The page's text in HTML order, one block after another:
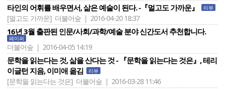
타인의 어휘를 배우면서, 삶은 예술이 된다. -『멀고도 가까운』 리뷰
[멀고도 가까운] 더불어숲 | 2016-04-20 18:37
16년 3월 출판된 인문/사회/과학/예술 분야 신간도서 추천합니다.
페이퍼
더불어숲 | 2016-04-05 14:19
문학을 읽는다는 것, 삶을 산다는 것 - 『문학을 읽는다는 것은』, 테리
이글턴 지음, 이미애 옮김
리뷰
[문학을 읽는다는 것은] 더불어숲 | 2016-03-28 11:46